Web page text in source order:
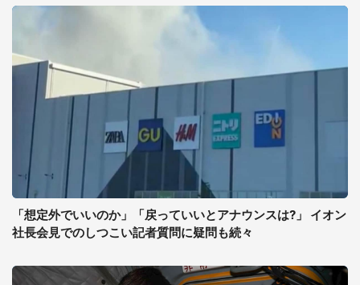
「想定外でいいのか」「戻っていいとアナウンスは?」 イオン
社長会見でのしつこい記者質問に疑問も続々